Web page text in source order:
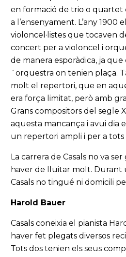
en formació de trio o quartet
a l’ensenyament. L’any 1900
violoncel·listes que tocaven
concert per a violoncel i
de manera esporàdica, ja que
´orquestra on tenien plaça.
molt el repertori, que en
era força limitat, però amb
Grans compositors del segle
aquesta mancança i avui dia
un repertori ampli i per a tots
La carrera de Casals no va ser
haver de lluitar molt. Durant
Casals no tingué ni domicili
Harold Bauer
Casals coneixia el pianista
haver fet plegats diversos
Tots dos tenien els seus